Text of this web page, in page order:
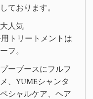
ております。
人気
トリートメントは
フ。
ーブースにフルフ
、YUMEシャンタ
シャルケア、ヘア